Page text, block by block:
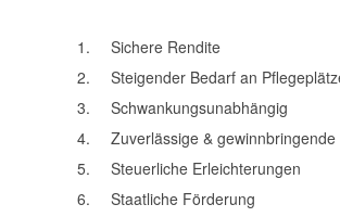
Sichere Rendite
Steigender Bedarf an
Schwankungsunabhängig
Zuverlässige &
Steuerliche Erleichterungen
Staatliche Förderung